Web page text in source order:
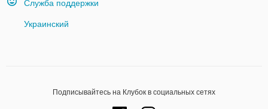
Служба поддержки
Украинский
Подписывайтесь на Клубок в социальных сетях